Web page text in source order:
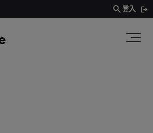
search登入